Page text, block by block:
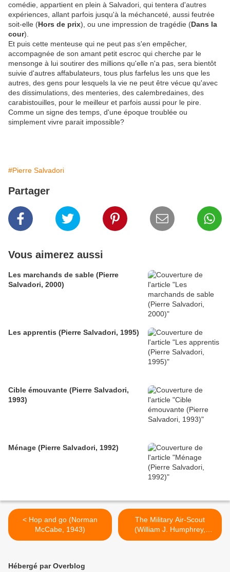
comédie, appartient en plein à Salvadori, qui tentera d'autres
expériences, allant parfois jusqu'à la méchanceté, aussi feutrée
soit-elle (Hors de prix), ou une impression de tragédie (Dans la
cour).
Et puis cette menteuse qui ne peut pas s'en empêcher,
accompagnée de son amant petit escroc qui cherche par le
mensonge à lui soutirer des millions qu'elle n'a pas, sera bientôt
suivie d'autres affabulateurs, tous plus farfelus les uns que les
autres, des gens pour lesquels la vie ne peut être vécue qu'avec
des dissimulations, des menteries, des calembredaines, des
carabistouilles, pour le meilleur et parfois aussi pour le pire.
Comme un signe des temps, d'une époque troublée ou
simplement vivre parait impossible?
#Pierre Salvadori
Partager
Vous aimerez aussi
Les marchands de sable (Pierre
Salvadori, 2000)
Les apprentis (Pierre Salvadori, 1995)
Cible émouvante (Pierre Salvadori,
1993)
Ménage (Pierre Salvadori, 1992)
< Hop and go (Norman
McCabe, 1943)
The Military Air-Scout
(William J. Humphrey,
1911) >
Hébergé par Overblog